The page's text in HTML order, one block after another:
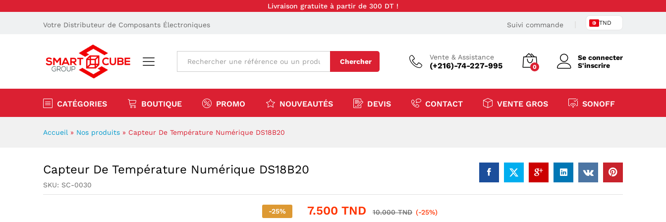
Livraison gratuite à partir de 300 DT !
Votre Distributeur de Composants Électroniques Suivi commande TND
Tout Chercher
Vente & Assistance
(+216)-74-227-995 0
Se connecter
S'inscrire
CATÉGORIES BOUTIQUE PROMO NOUVEAUTÉS DEVIS CONTACT VENTE GROS SONOFF
Accueil » Nos produits » Capteur De Température Numérique DS18B20
Capteur De Température Numérique DS18B20
SKU: SC-0030
-25% 7.500TND 10.000TND (-25%)